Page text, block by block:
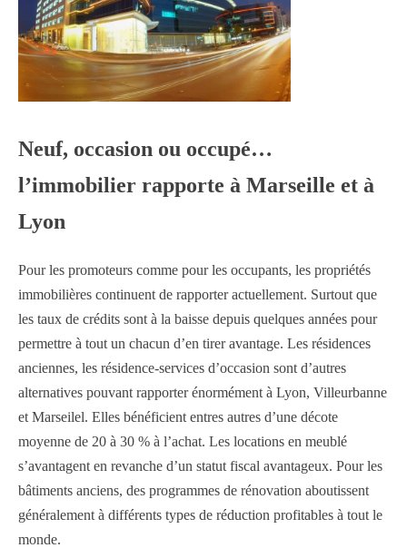
Neuf, occasion ou occupé…
l’immobilier rapporte à Marseille et à
Lyon
Pour les promoteurs comme pour les occupants, les propriétés
immobilières continuent de rapporter actuellement. Surtout que
les taux de crédits sont à la baisse depuis quelques années pour
permettre à tout un chacun d’en tirer avantage. Les résidences
anciennes, les résidence-services d’occasion sont d’autres
alternatives pouvant rapporter énormément à Lyon, Villeurbanne
et Marseilel. Elles bénéficient entres autres d’une décote
moyenne de 20 à 30 % à l’achat. Les locations en meublé
s’avantagent en revanche d’un statut fiscal avantageux. Pour les
bâtiments anciens, des programmes de rénovation aboutissent
généralement à différents types de réduction profitables à tout le
monde.